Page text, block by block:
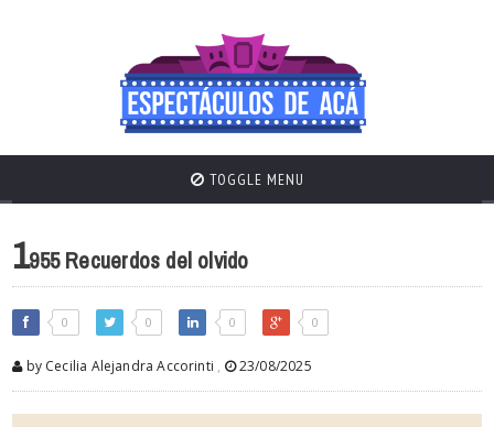
TOGGLE MENU
1955 Recuerdos del olvido
0 0 0 0
by Cecilia Alejandra Accorinti , 23/08/2025